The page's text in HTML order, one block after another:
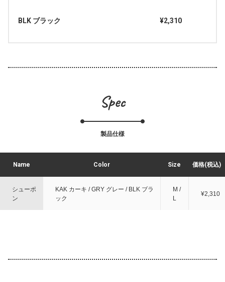
BLK ブラック ¥2,310
Spec
製品仕様
Name Color Size 価格(税込)
シューポ
ン
KAK カーキ / GRY グレー / BLK ブラ
ック
M /
L
¥2,310